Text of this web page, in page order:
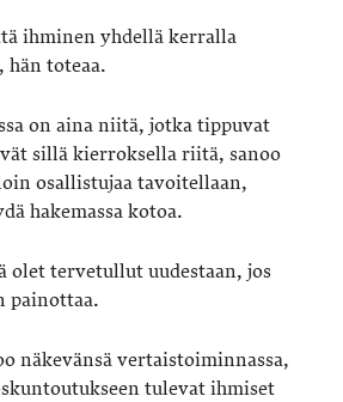
ihminen yhdellä kerralla
hän toteaa.
on aina niitä, jotka tippuvat
sillä kierroksella riitä, sanoo
osallistujaa tavoitellaan,
hakemassa kotoa.
olet tervetullut uudestaan, jos
painottaa.
näkevänsä vertaistoiminnassa,
tulevat ihmiset